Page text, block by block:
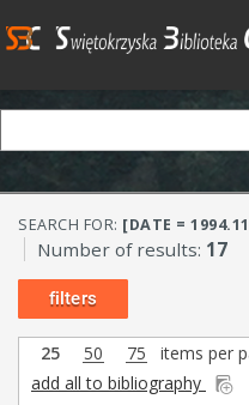
SEARCH FOR: [DATE =
Number of results: 17
filters
25 50 75
items per
add all to bibliography